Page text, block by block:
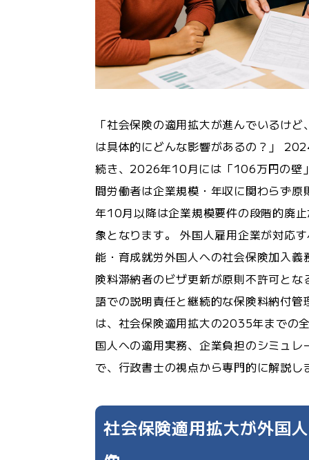
「社会保険の適用拡大が進んでいるけ
は具体的にどんな影響があるの？」
続き、2026年10月には「106万円の壁
間労働者は企業規模・年収に関わらず
年10月以降は企業規模要件の段階的廃
象となります。 外国人雇用企業が対応
能・育成就労外国人への社会保険加入
険料滞納者のビザ更新が原則不許可と
語での説明責任と継続的な保険料納付
は、社会保険適用拡大の2035年までの
国人への適用実務、企業負担のシミュ
で、行政書士の視点から専門的に解説し
社会保険適用拡大が外国